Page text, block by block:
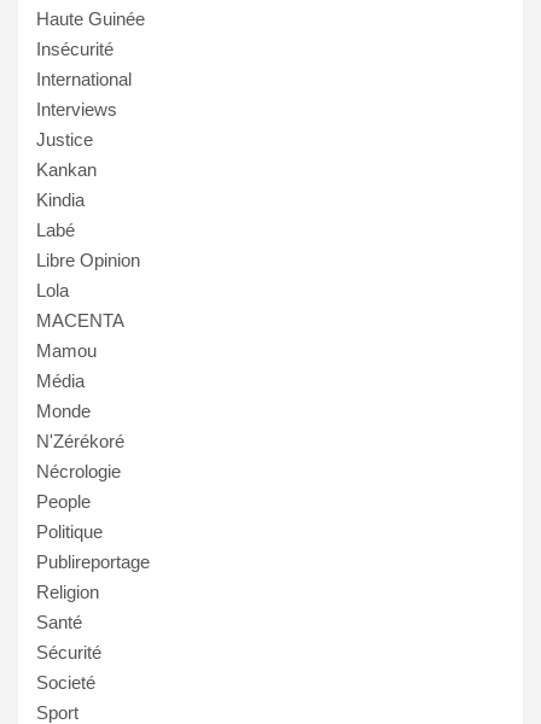
Haute Guinée
Insécurité
International
Interviews
Justice
Kankan
Kindia
Labé
Libre Opinion
Lola
MACENTA
Mamou
Média
Monde
N'Zérékoré
Nécrologie
People
Politique
Publireportage
Religion
Santé
Sécurité
Societé
Sport